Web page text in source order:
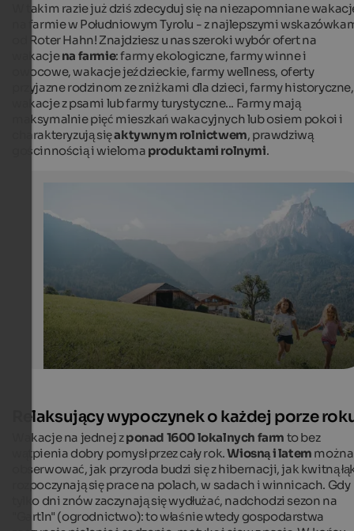
Children love running across lush green meadows and
the freedom and light-heartedness on holiday.
SBB/Roter Hahn - Benjamin Pfitscher
W takim razie już dziś zdecyduj się na niezapomniane
na farmie w Południowym Tyrolu - z najlepszymi
od Roter Hahn! Znajdziesz u nas szeroki wybór ofert na
wakacjena farmie: farmy ekologiczne, farmy winne i
owocowe, wakacje jeździeckie, farmy wellness, oferty
przyjazne rodzinom ze zniżkami dla dzieci, farmy historyczne,
wakacje z psami lub farmy turystyczne... Farmy mają
maksymalnie pięć mieszkań wakacyjnych lub osiem pokoi i
charakteryzują sięaktywnym rolnictwem, prawdziwą
gościnnością i wieloma produktami rolnymi.
Relaksujący wypoczynek o każdej porze
Wakacje na jednej zponad 1600 lokalnych farm to bez
wątpienia dobry pomysł przez cały rok.Wiosną i latem można
obserwować, jak przyroda budzi się z hibernacji, jak kwitną
rozpoczynają się prace na polach, w sadach i winnicach. Gdy
tylko dni znów zaczynają się wydłużać, nadchodzi sezon na
"Gartln" (ogrodnictwo): to właśnie wtedy gospodarstwa